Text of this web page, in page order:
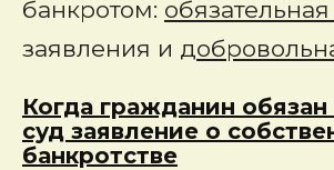
банкротом: обязательная
заявления и
Когда гражданин обязан
суд заявление о
банкротстве